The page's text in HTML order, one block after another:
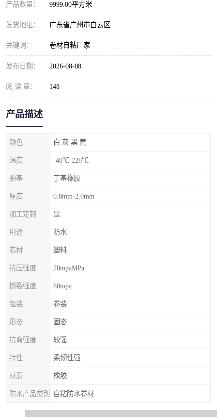
产品数量： 9999.00平方米
发货地址： 广东省广州市白云区
关键词： 卷材自粘厂家
发布日期： 2026-08-08
阅 读 量： 148
产品描述
颜色 白 灰 黑 黄
温度 -40℃-220℃
胎基 丁基橡胶
厚度 0.8mm-2.0mm
加工定制 是
用途 防水
芯材 塑料
抗压强度 70mpaMPa
撕裂强度 60mpa
包装 卷装
形态 固态
抗弯强度 较强
特性 柔韧性强
材质 橡胶
防水产品类别 自粘防水卷材